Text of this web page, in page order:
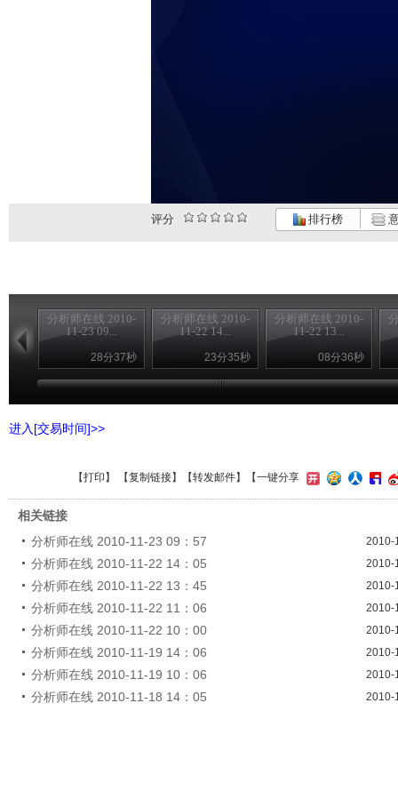
评分 排行榜
分析师在线 2010-
11-23 09...
28分37秒
分析师在线 2010-
11-22 14...
23分35秒
分析师在线 2010-
11-22 13...
08分36秒
进入[交易时间]>>
【打印 】 【复制链接】【转发邮件】 【一键分享
相关链接
分析师在线 2010-11-23 09：57
2010-
分析师在线 2010-11-22 14：05 2010-
分析师在线 2010-11-22 13：45 2010-
分析师在线 2010-11-22 11：06 2010-
分析师在线 2010-11-22 10：00 2010-
分析师在线 2010-11-19 14：06 2010-
分析师在线 2010-11-19 10：06 2010-
分析师在线 2010-11-18 14：05 2010-